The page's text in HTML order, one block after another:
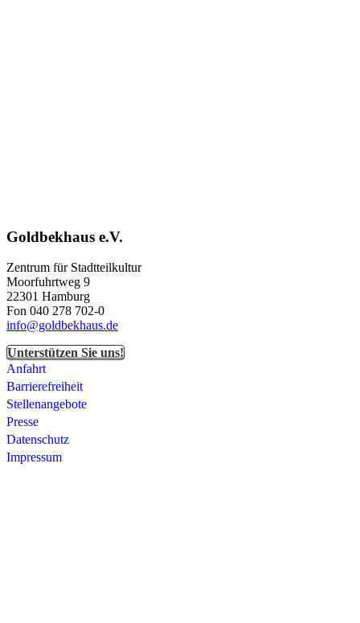
Goldbekhaus e.V.
Zentrum für Stadtteilkultur
Moorfuhrtweg 9
22301 Hamburg
Fon 040 278 702-0
info@goldbekhaus.de
Unterstützen Sie uns!
Anfahrt
Barrierefreiheit
Stellenangebote
Presse
Datenschutz
Impressum